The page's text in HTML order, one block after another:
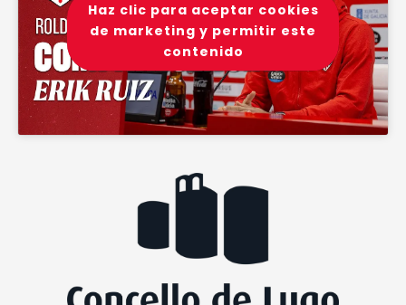
Haz clic para aceptar cookies
de marketing y permitir este
contenido